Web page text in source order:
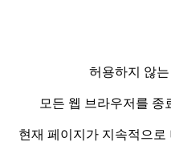
허용하지 않
모든 웹 브라우저를
현재 페이지가 지속적으